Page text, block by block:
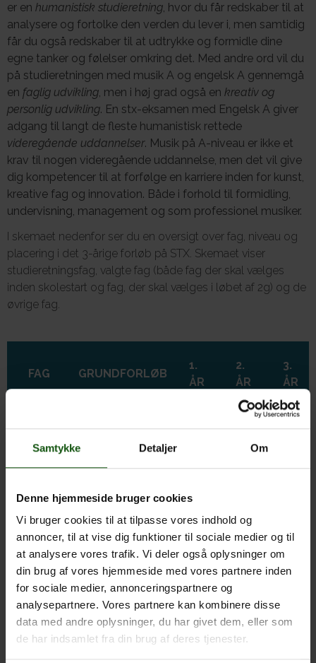
Samtykke Detaljer Om
Denne hjemmeside bruger cookies
Vi bruger cookies til at tilpasse vores indhold og
annoncer, til at vise dig funktioner til sociale medier og til
at analysere vores trafik. Vi deler også oplysninger om
din brug af vores hjemmeside med vores partnere inden
for sociale medier, annonceringspartnere og
analysepartnere. Vores partnere kan kombinere disse
data med andre oplysninger, du har givet dem, eller som
de har indsamlet fra din brug af deres tjenester.
er en humanistisk studieretning, hvor du får redskaber til at
analysere og fortolke den verden du lever i, men samtidig
får du også redskaber til at udtrykke og formidle dine
egne tanker og følelser omkring det. Med andre ord vil du
på studieretningen med musik A og engelsk A gennemgå
en faglig udvikling, men i høj grad også en kreativ og
personlig udvikling. En stx-eksamen med Engelsk A giver
adgang til langt de fleste humanistisk rettede
videregående uddannelser. Musik på A-niveau er ikke et
krav til nogen videregående uddannelse, men det vil give
dig kompetencer til at forfølge en karriere inden for kunst,
kreative fag og innovation. Både i forhold til formidling,
undervisning, management og som professionel musiker.
I skemaet nedenfor ser du en oversigt over fag, niveau og
placering i det 3-årige forløb på STX. Skemaet viser
studieretningsfag, valgte fag (både fag der skal vælges
inden skolestart og fag, der skal vælges i løbet af 2g) og de
øvrige fag.
FAG GRUNDFORLØB
1.
ÅR
2.
ÅR
3.
ÅR
2. fremmedsprog (vælg 1 af 4)
(vælg 1 af 4) (3g)
Valgfag på C eller B-niveau (3g) (B-niveau,
hvis du har valgt latin C i første valg)
Valgfag på mindst C-niveau (3g) **
Øvrige fag
* Hvis du vælger begyndersprog Fransk A eller Spansk A